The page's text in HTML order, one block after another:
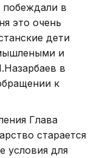
побеждали в
это очень
дети
и
в
к
Глава
старается
условия для